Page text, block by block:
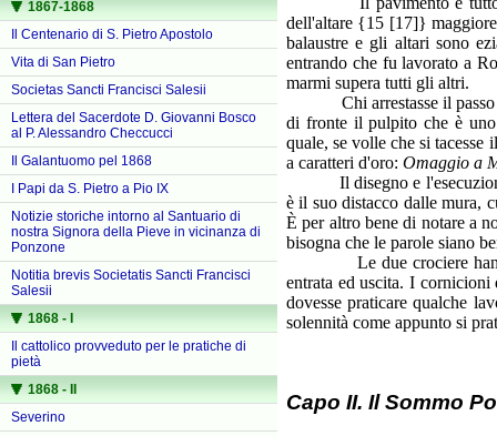
1867-1868
Il Centenario di S. Pietro Apostolo
Vita di San Pietro
Societas Sancti Francisci Salesii
Lettera del Sacerdote D. Giovanni Bosco
al P. Alessandro Checcucci
Il Galantuomo pel 1868
I Papi da S. Pietro a Pio IX
Notizie storiche intorno al Santuario di
nostra Signora della Pieve in vicinanza di
Ponzone
Notitia brevis Societatis Sancti Francisci
Salesii
1868 - I
Il cattolico provveduto per le pratiche di
pietà
1868 - II
Severino
dell'altare {15 [17]}
balaustre e gli altari sono
entrando che fu lavorato a
marmi supera tutti gli altri.
Chi arrestasse il passo
di fronte il pulpito che è
quale, se volle che si tacesse
a caratteri d'oro: Omaggio a
Il disegno e l'esecuzione
è il suo distacco dalle mura,
È per altro bene di notare a
bisogna che le parole siano
Le due crociere hanno
entrata ed uscita. I
dovesse praticare qualche
solennità come appunto si
Capo II. Il Sommo